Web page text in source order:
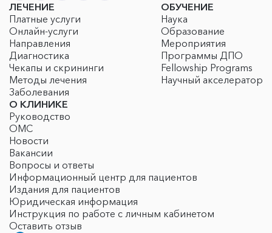
ЛЕЧЕНИЕ
Платные услуги
Онлайн-услуги
Направления
Диагностика
Чекапы и скрининги
Методы лечения
Заболевания
ОБУЧЕНИЕ
Наука
Образование
Мероприятия
Программы ДПО
Fellowship Programs
Научный акселератор
О КЛИНИКЕ
Руководство
ОМС
Новости
Вакансии
Вопросы и ответы
Информационный центр для пациентов
Издания для пациентов
Юридическая информация
Инструкция по работе с личным кабинетом
Оставить отзыв